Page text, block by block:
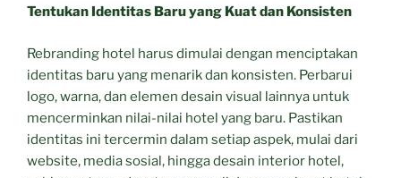
Tentukan Identitas Baru yang Kuat dan Konsisten
Rebranding hotel harus dimulai dengan menciptakan
identitas baru yang menarik dan konsisten. Perbarui
logo, warna, dan elemen desain visual lainnya untuk
mencerminkan nilai-nilai hotel yang baru. Pastikan
identitas ini tercermin dalam setiap aspek, mulai dari
website, media sosial, hingga desain interior hotel,